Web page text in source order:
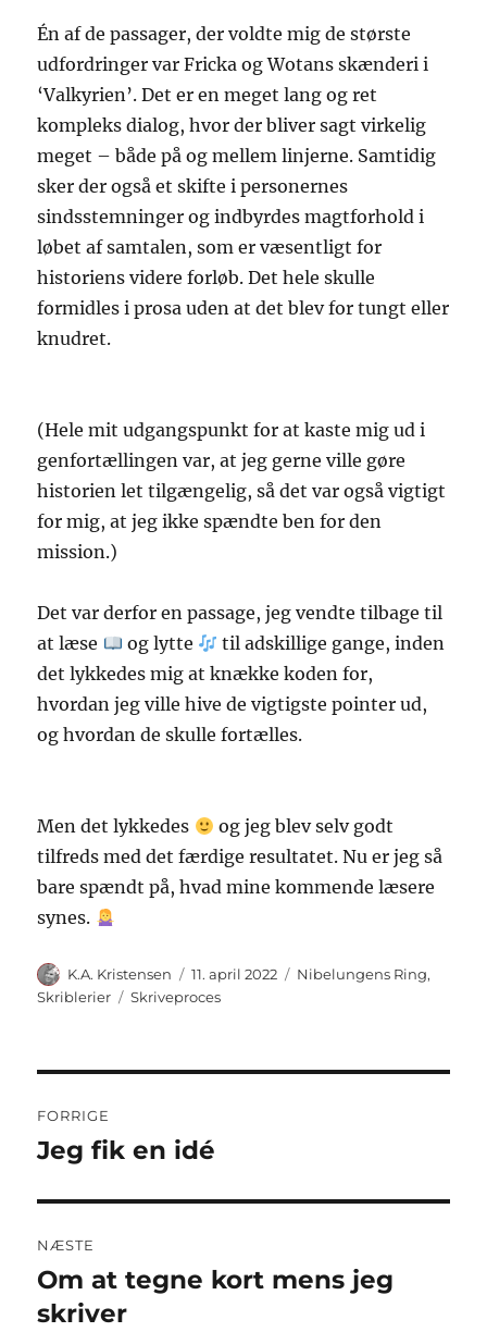
Én af de passager, der voldte mig de største
udfordringer var Fricka og Wotans skænderi i
‘Valkyrien’. Det er en meget lang og ret
kompleks dialog, hvor der bliver sagt virkelig
meget – både på og mellem linjerne. Samtidig
sker der også et skifte i personernes
sindsstemninger og indbyrdes magtforhold i
løbet af samtalen, som er væsentligt for
historiens videre forløb. Det hele skulle
formidles i prosa uden at det blev for tungt eller
knudret.
(Hele mit udgangspunkt for at kaste mig ud i
genfortællingen var, at jeg gerne ville gøre
historien let tilgængelig, så det var også vigtigt
for mig, at jeg ikke spændte ben for den
mission.)
Det var derfor en passage, jeg vendte tilbage til
at læse
og lytte
til adskillige gange, inden
det lykkedes mig at knække koden for,
hvordan jeg ville hive de vigtigste pointer ud,
og hvordan de skulle fortælles.
Men det lykkedes
og jeg blev selv godt
tilfreds med det færdige resultatet. Nu er jeg så
bare spændt på, hvad mine kommende læsere
synes.
Forfatter
K.A. Kristensen Udgivet
11. april 2022 Kategorier
Nibelungens Ring,
Skriblerier
Tags
Skriveproces
FORRIGE
Forrige
Jeg fik en idé
NÆSTE
Næste
indlæg:
Om at tegne kort mens jeg
skriver